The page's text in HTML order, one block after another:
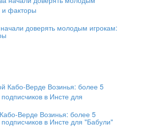
доверять молодым игрокам:
Верде Возинья: более 5
в Инсте для "Бабули"